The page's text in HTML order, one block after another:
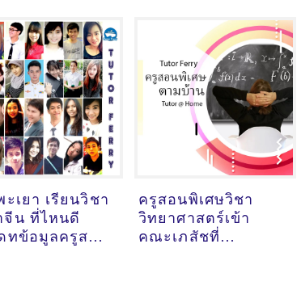
เยา เรียนวิชา
จีน ที่ไหนดี
ทข้อมูลครูสอน
ครูสอนพิเศษวิชา
วิทยาศาสตร์เข้า
คณะเภสัชที่